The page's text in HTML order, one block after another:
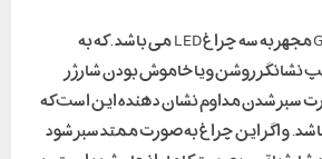
مدل GKL 211 مجهز به سه چراغ LED می باشد . که به
نشانگر روشن و یا خاموش بودن شارژر
سبز شدن مداوم نشان دهنده این است که
و اگر این چراغ به صورت ممتد سبز شود